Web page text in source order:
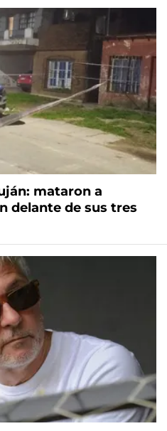
mataron a
delante de sus tres